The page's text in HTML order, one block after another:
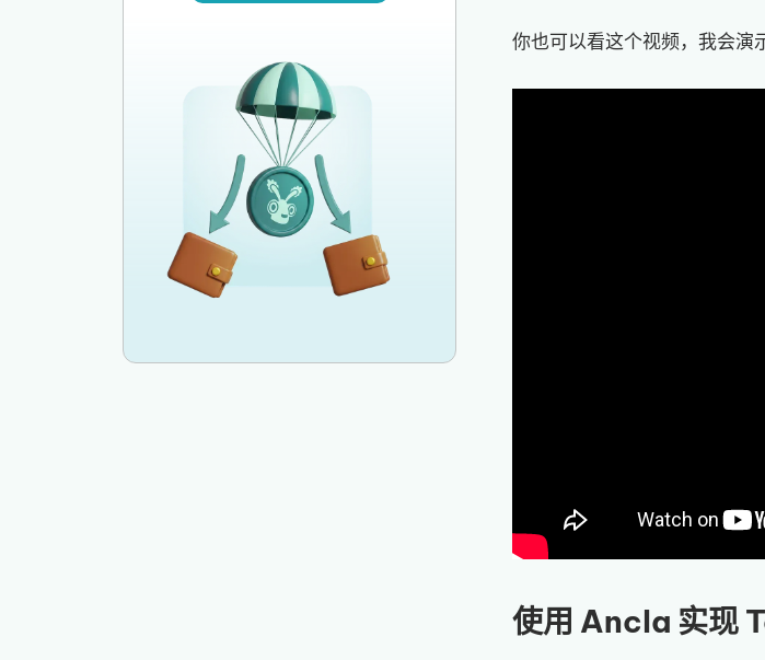
你也可以看这个视频，我会
使用 Ancla 实现